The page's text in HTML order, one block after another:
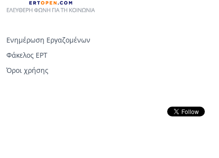
Ενημέρωση Εργαζομένων
Φάκελος ΕΡΤ
Όροι χρήσης